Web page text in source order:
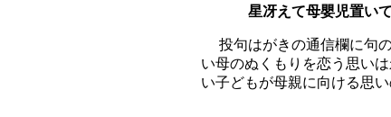
星冴えて母嬰児置
投句はがきの通信欄に句
い母のぬくもりを恋う思い
い子どもが母親に向ける思